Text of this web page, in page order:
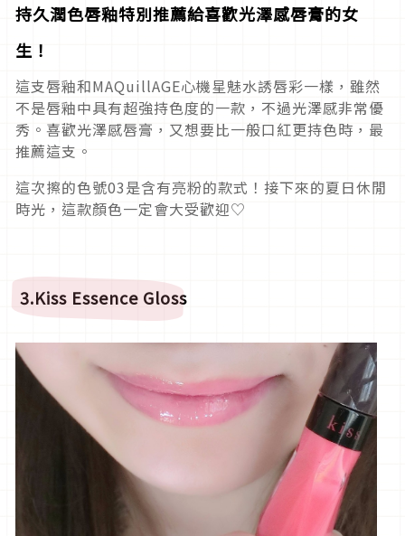
持久潤色唇釉特別推薦給喜歡光澤感唇膏的女
生！
這支唇釉和MAQuillAGE心機星魅水誘唇彩一樣，雖然
不是唇釉中具有超強持色度的一款，不過光澤感非常優
秀。喜歡光澤感唇膏，又想要比一般口紅更持色時，最
推薦這支。
這次擦的色號03是含有亮粉的款式！接下來的夏日休閒
時光，這款顏色一定會大受歡迎♡
3.Kiss Essence Gloss